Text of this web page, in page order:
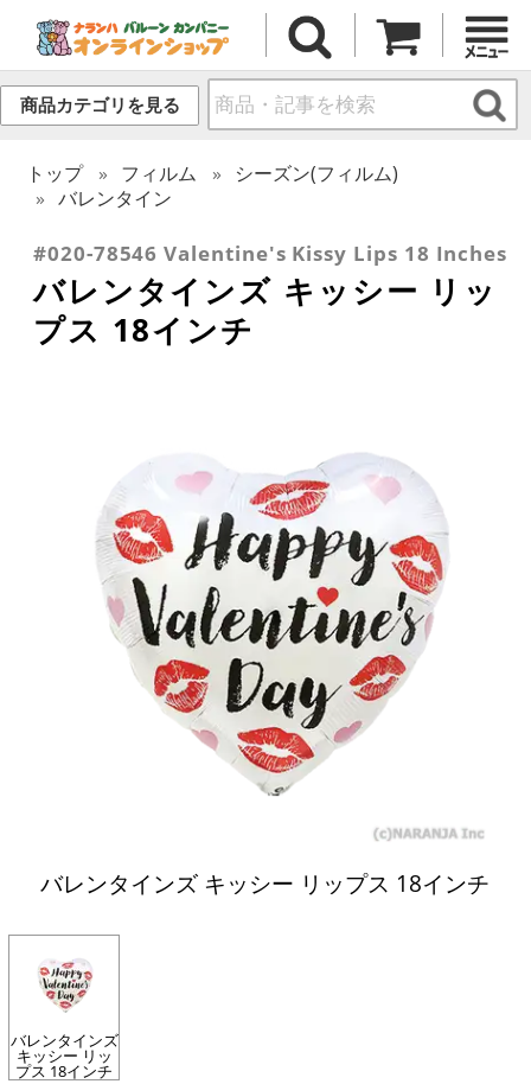
商品カテゴリを見る
トップ フィルム
シーズン(フィルム)
バレンタイン
#020-78546 Valentine's Kissy Lips 18 Inches
バレンタインズ キッシー リッ
プス 18インチ
バレンタインズ キッシー リップス 18インチ
バレンタインズ
キッシー リッ
プス 18インチ